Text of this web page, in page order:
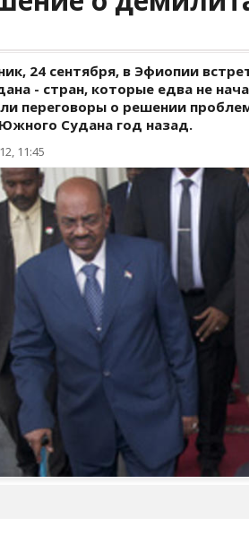
24 сентября, в Эфиопии
- стран, которые едва не
переговоры о решении
Судана год назад.
11:45